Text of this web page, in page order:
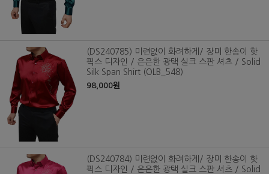
(DS240785) 미련없이 화려하게/ 장미 한송이 핫
픽스 디자인 / 은은한 광택 실크 스판 셔츠 / Solid
Silk Span Shirt (OLB_548)
98,000원
(DS240784) 미련없이 화려하게/ 장미 한송이 핫
픽스 디자인 / 은은한 광택 실크 스판 셔츠 / Solid